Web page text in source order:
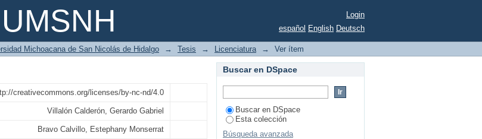
presupuestal de viáticos en el gobierno federal
Login
español English Deutsch
Michoacana de San Nicolás de Hidalgo → Tesis → Licenciatura → Ver ítem
creativecommons.org/licenses/by-nc-nd/4.0
Villalón Calderón, Gerardo Gabriel
Bravo Calvillo, Estephany Monserrat
Buscar en DSpace
Buscar en DSpace
Esta colección
Búsqueda avanzada